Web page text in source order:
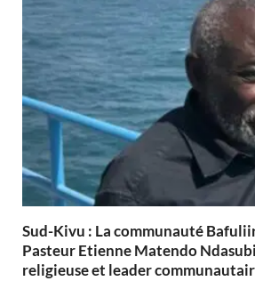
Sud-Kivu : La communauté
Pasteur Etienne Matendo
religieuse et leader